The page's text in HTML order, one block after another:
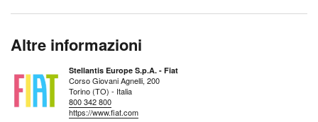
Altre informazioni
Stellantis Europe S.p.A. - Fiat
Corso Giovani Agnelli, 200
Torino (TO) - Italia
800 342 800
https://www.fiat.com